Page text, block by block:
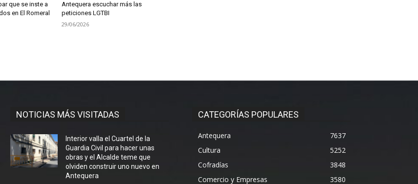
que se inste a
en El Romeral
Antequera escuchar más las
peticiones LGTBI
29/06/2026
NOTICIAS MÁS VISITADAS
Interior valla el Cuartel de la
Guardia Civil para hacer unas
obras y el Alcalde teme que
olviden construir uno nuevo en
Antequera
CATEGORÍAS POPULARES
Antequera
7637
Cultura
5252
Cofradías
3848
Comercio y Empresas
3580